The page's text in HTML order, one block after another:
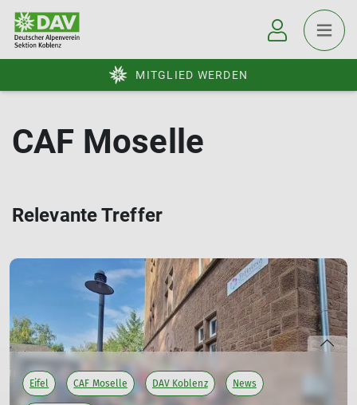
MITGLIED WERDEN
CAF Moselle
Relevante Treffer
Eifel CAF Moselle DAV Koblenz News